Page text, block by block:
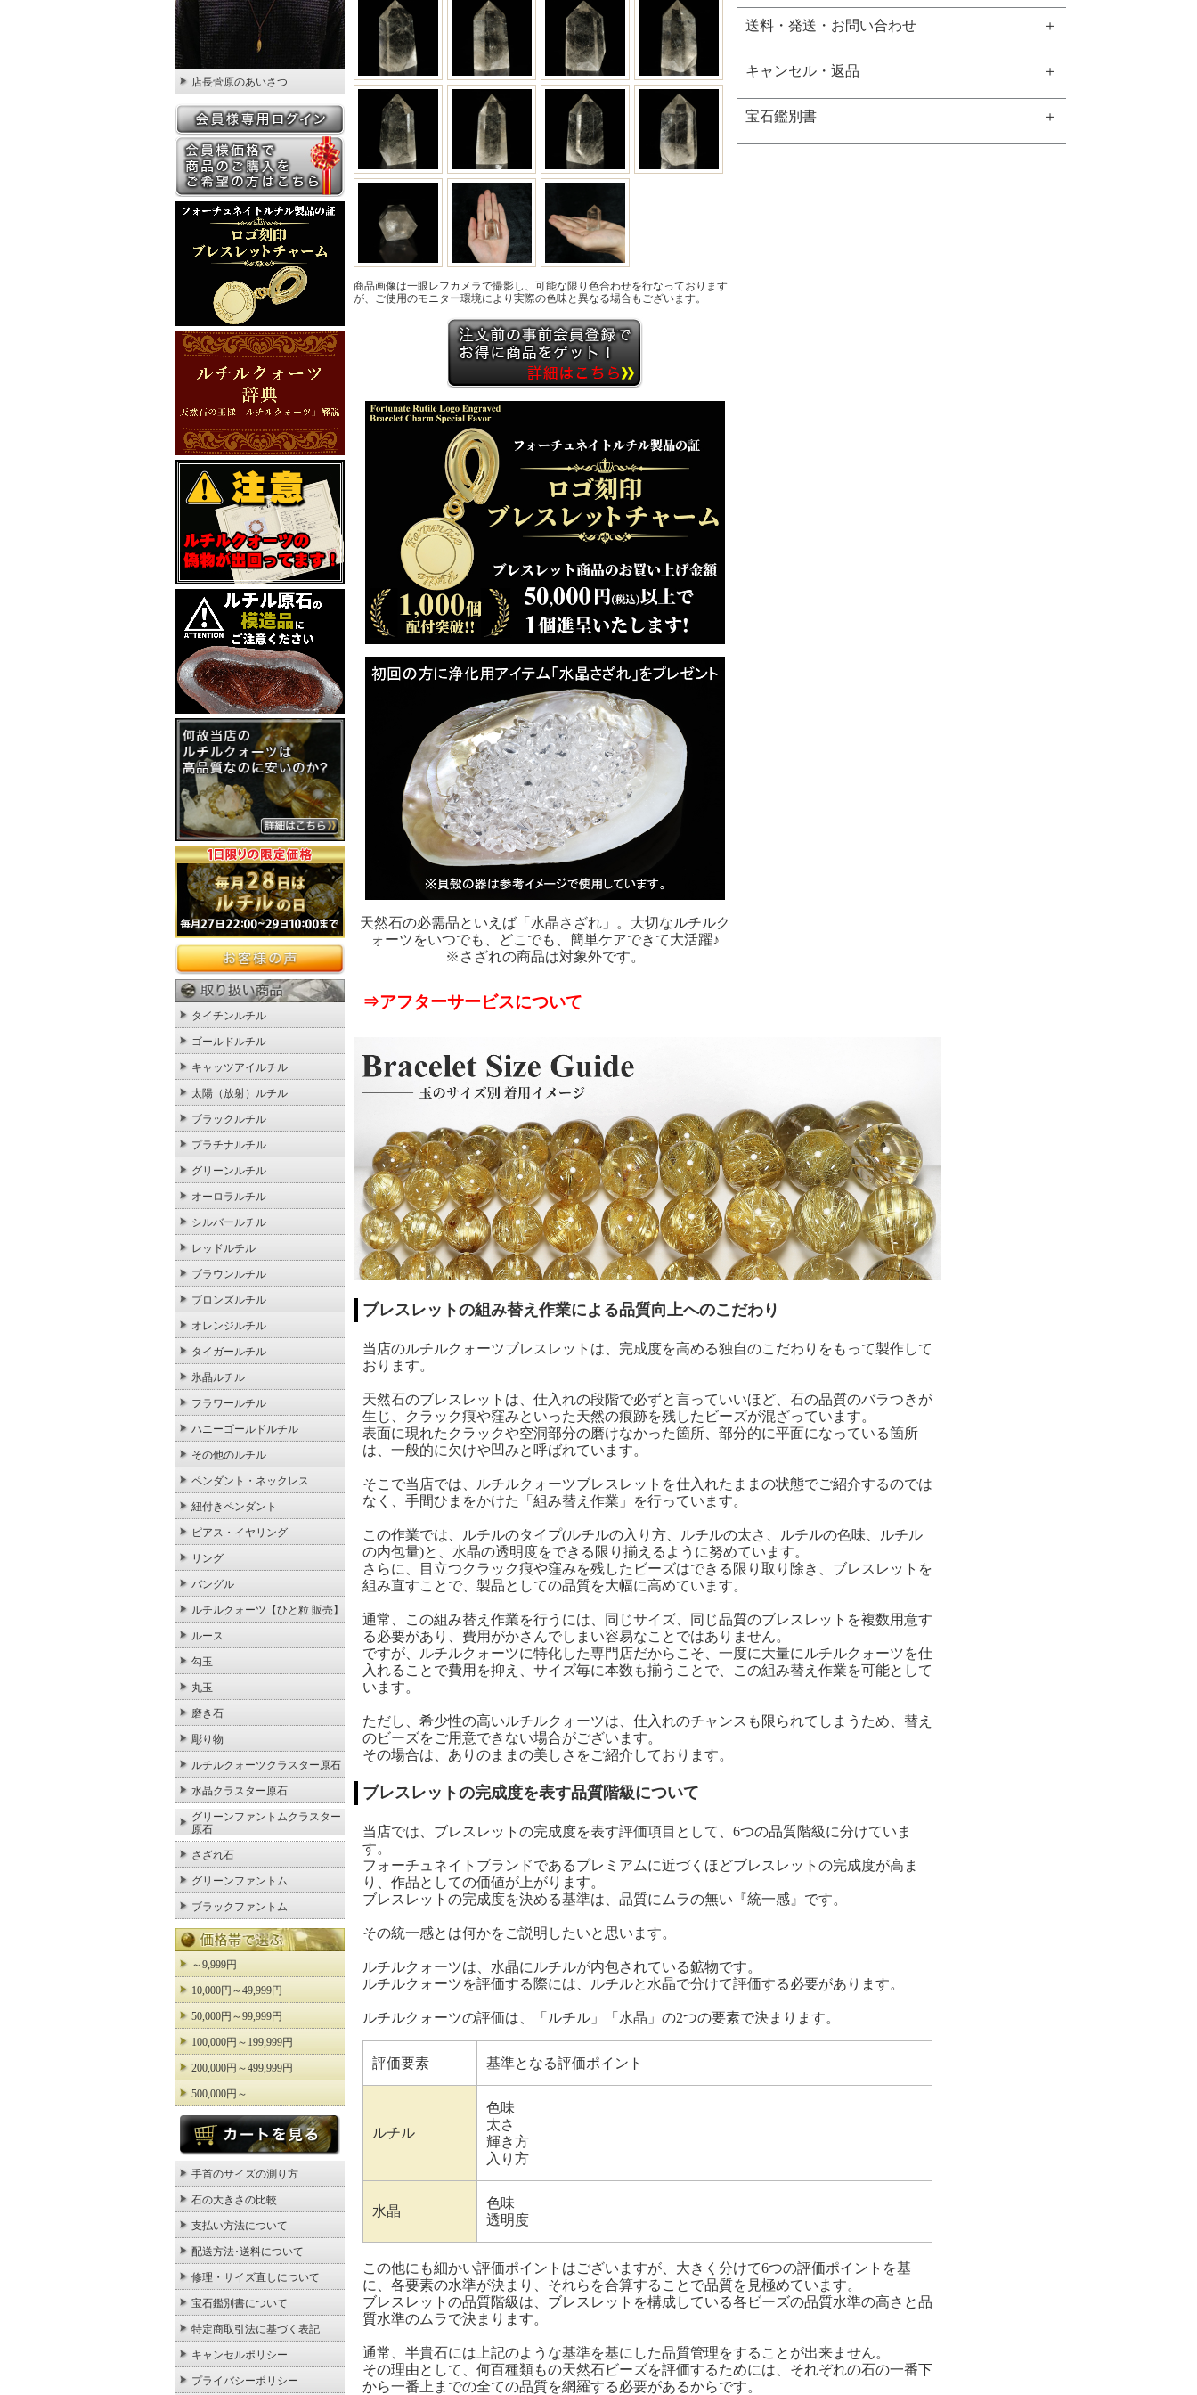
店長菅原のあいさつ
タイチンルチル
ゴールドルチル
キャッツアイルチル
太陽（放射）ルチル
ブラックルチル
プラチナルチル
グリーンルチル
オーロラルチル
シルバールチル
レッドルチル
ブラウンルチル
ブロンズルチル
オレンジルチル
タイガールチル
氷晶ルチル
フラワールチル
ハニーゴールドルチル
その他のルチル
ペンダント・ネックレス
紐付きペンダント
ピアス・イヤリング
リング
バングル
ルチルクォーツ【ひと粒 販売】
ルース
勾玉
丸玉
磨き石
彫り物
ルチルクォーツクラスター原石
水晶クラスター原石
グリーンファントムクラスター
原石
さざれ石
グリーンファントム
ブラックファントム
～9,999円
10,000円～49,999円
50,000円～99,999円
100,000円～199,999円
200,000円～499,999円
500,000円～
手首のサイズの測り方
石の大きさの比較
支払い方法について
配送方法･送料について
修理・サイズ直しについて
宝石鑑別書について
特定商取引法に基づく表記
キャンセルポリシー
プライバシーポリシー
商品画像は一眼レフカメラで撮影し、可能な限り色合わせを行なっております
が、ご使用のモニター環境により実際の色味と異なる場合もございます。
天然石の必需品といえば「水晶さざれ」。大切なルチルク
ォーツをいつでも、どこでも、簡単ケアできて大活躍♪
※さざれの商品は対象外です。
⇒アフターサービスについて
送料・発送・お問い合わせ
キャンセル・返品
宝石鑑別書
ブレスレットの組み替え作業による品質向上へのこだわり
当店のルチルクォーツブレスレットは、完成度を高める独自のこだわりをもって製作して
おります。
天然石のブレスレットは、仕入れの段階で必ずと言っていいほど、石の品質のバラつきが
生じ、クラック痕や窪みといった天然の痕跡を残したビーズが混ざっています。
表面に現れたクラックや空洞部分の磨けなかった箇所、部分的に平面になっている箇所
は、一般的に欠けや凹みと呼ばれています。
そこで当店では、ルチルクォーツブレスレットを仕入れたままの状態でご紹介するのでは
なく、手間ひまをかけた「組み替え作業」を行っています。
この作業では、ルチルのタイプ(ルチルの入り方、ルチルの太さ、ルチルの色味、ルチル
の内包量)と、水晶の透明度をできる限り揃えるように努めています。
さらに、目立つクラック痕や窪みを残したビーズはできる限り取り除き、ブレスレットを
組み直すことで、製品としての品質を大幅に高めています。
通常、この組み替え作業を行うには、同じサイズ、同じ品質のブレスレットを複数用意す
る必要があり、費用がかさんでしまい容易なことではありません。
ですが、ルチルクォーツに特化した専門店だからこそ、一度に大量にルチルクォーツを仕
入れることで費用を抑え、サイズ毎に本数も揃うことで、この組み替え作業を可能として
います。
ただし、希少性の高いルチルクォーツは、仕入れのチャンスも限られてしまうため、替え
のビーズをご用意できない場合がございます。
その場合は、ありのままの美しさをご紹介しております。
ブレスレットの完成度を表す品質階級について
当店では、ブレスレットの完成度を表す評価項目として、6つの品質階級に分けていま
す。
フォーチュネイトブランドであるプレミアムに近づくほどブレスレットの完成度が高ま
り、作品としての価値が上がります。
ブレスレットの完成度を決める基準は、品質にムラの無い『統一感』です。
その統一感とは何かをご説明したいと思います。
ルチルクォーツは、水晶にルチルが内包されている鉱物です。
ルチルクォーツを評価する際には、ルチルと水晶で分けて評価する必要があります。
ルチルクォーツの評価は、「ルチル」「水晶」の2つの要素で決まります。
評価要素 基準となる評価ポイント
ルチル
色味
太さ
輝き方
入り方
水晶
色味
透明度
この他にも細かい評価ポイントはございますが、大きく分けて6つの評価ポイントを基
に、各要素の水準が決まり、それらを合算することで品質を見極めています。
ブレスレットの品質階級は、ブレスレットを構成している各ビーズの品質水準の高さと品
質水準のムラで決まります。
通常、半貴石には上記のような基準を基にした品質管理をすることが出来ません。
その理由として、何百種類もの天然石ビーズを評価するためには、それぞれの石の一番下
から一番上までの全ての品質を網羅する必要があるからです。